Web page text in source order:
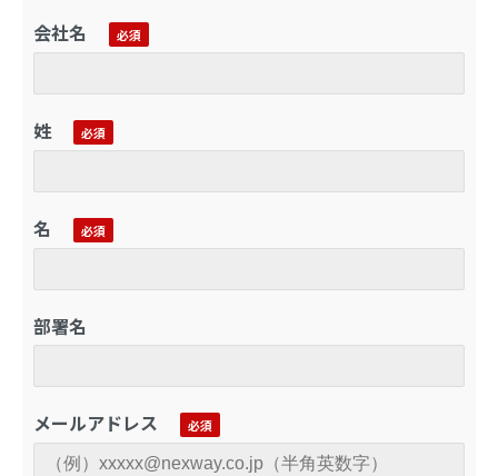
会社名
姓
名
部署名
メールアドレス